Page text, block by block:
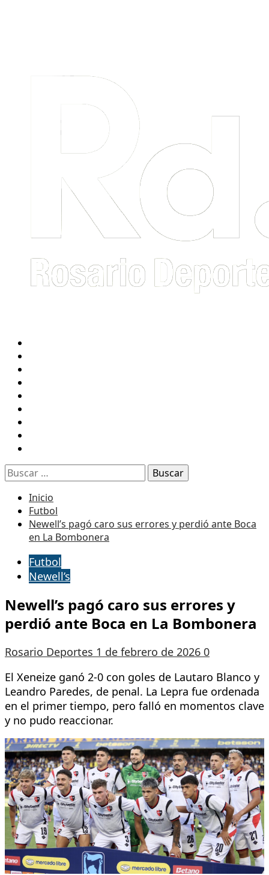
Buscar:
Inicio
Futbol
Newell’s pagó caro sus errores y perdió ante Boca
en La Bombonera
Futbol
Newell’s
Newell’s pagó caro sus errores y
perdió ante Boca en La Bombonera
Rosario Deportes 1 de febrero de 2026 0
El Xeneize ganó 2-0 con goles de Lautaro Blanco y
Leandro Paredes, de penal. La Lepra fue ordenada
en el primer tiempo, pero falló en momentos clave
y no pudo reaccionar.